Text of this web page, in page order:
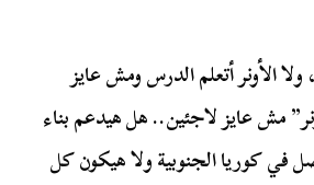
الأونر أتعلم الدرس ومش عايز
مش عايز لاجئين.. هل هيدعم بناء
في كوريا الجنوبية ولا هيكون كل